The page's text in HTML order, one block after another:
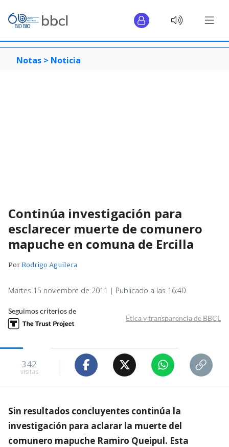
Notas > Noticia
Continúa investigación para
esclarecer muerte de comunero
mapuche en comuna de Ercilla
PorRodrigo Aguilera
Martes 15 noviembre de 2011 | Publicado a las 16:40
Seguimos criterios de
Ética y transparencia de BBCL
342
visitas
Sin resultados concluyentes continúa la
investigación para aclarar la muerte del
comunero mapuche Ramiro Queipul. Esta